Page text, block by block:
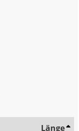
Länge